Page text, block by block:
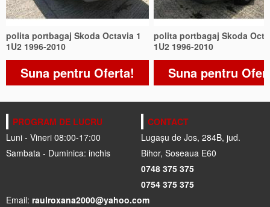
polita portbagaj Skoda Octavia 1
1U2 1996-2010
Suna pentru Oferta!
polita portbagaj Skoda
1U2 1996-2010
Suna pentru
PROGRAM DE LUCRU
Luni - Vineri 08:00-17:00
Sambata - Duminica: inchis
CONTACT
Lugașu de Jos, 284B, jud.
Bihor, Soseaua E60
0748 375 375
0754 375 375
Email: raulroxana2000@yahoo.com